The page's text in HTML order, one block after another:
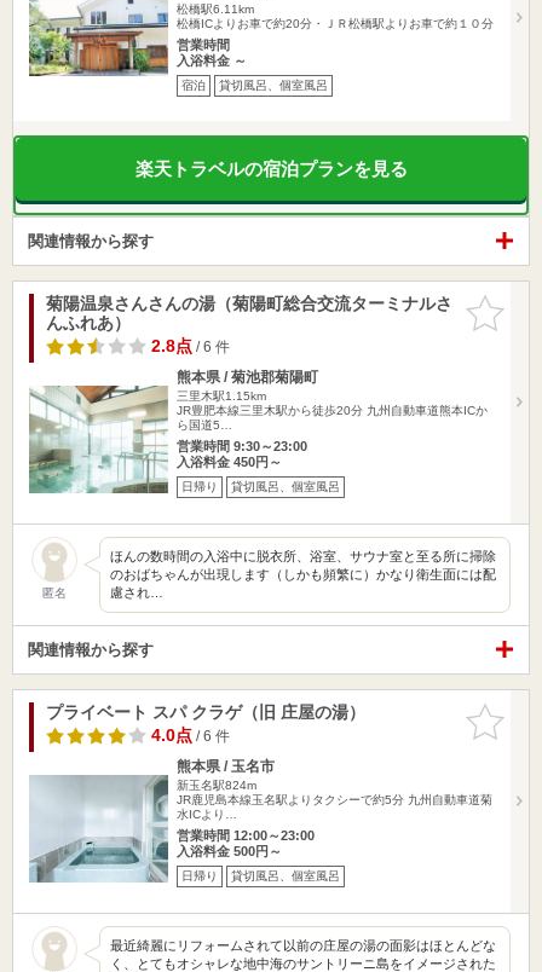
松橋駅6.11km
松橋ICよりお車で約20分・ＪＲ松橋駅よりお車で約１０分
営業時間
入浴料金 ～
宿泊 貸切風呂、個室風呂
楽天トラベルの宿泊プランを見る
関連情報から探す
お気に入
りに追加
菊陽温泉さんさんの湯（菊陽町総合交流ターミナルさ
んふれあ）
2.8点/ 6 件
熊本県 / 菊池郡菊陽町
三里木駅1.15km
JR豊肥本線三里木駅から徒歩20分 九州自動車道熊本ICか
ら国道5…
営業時間 9:30～23:00
入浴料金 450円～
日帰り 貸切風呂、個室風呂
匿名
ほんの数時間の入浴中に脱衣所、浴室、サウナ室と至る所に掃除
のおばちゃんが出現します（しかも頻繁に）かなり衛生面には配
慮され…
関連情報から探す
お気に入
りに追加
プライベート スパ クラゲ（旧 庄屋の湯）
4.0点/ 6 件
熊本県 / 玉名市
新玉名駅824m
JR鹿児島本線玉名駅よりタクシーで約5分 九州自動車道菊
水ICより…
営業時間 12:00～23:00
入浴料金 500円～
日帰り 貸切風呂、個室風呂
最近綺麗にリフォームされて以前の庄屋の湯の面影はほとんどな
く、とてもオシャレな地中海のサントリーニ島をイメージされた